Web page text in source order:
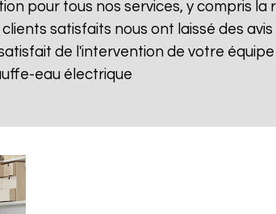
pour tous nos services, y compris
clients satisfaits nous ont laissé des
de l'intervention de votre
eau électrique